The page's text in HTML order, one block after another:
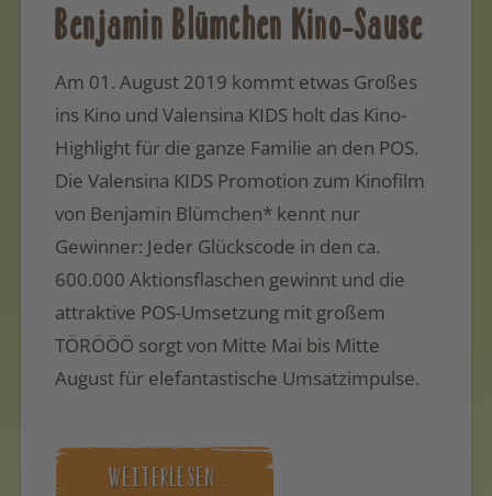
Benjamin Blümchen Kino-Sause
Am 01. August 2019 kommt etwas Großes
ins Kino und Valensina KIDS holt das Kino-
Highlight für die ganze Familie an den POS.
Die Valensina KIDS Promotion zum Kinofilm
von Benjamin Blümchen* kennt nur
Gewinner: Jeder Glückscode in den ca.
600.000 Aktionsflaschen gewinnt und die
attraktive POS-Umsetzung mit großem
TÖRÖÖÖ sorgt von Mitte Mai bis Mitte
August für elefantastische Umsatzimpulse.
WEITERLESEN …